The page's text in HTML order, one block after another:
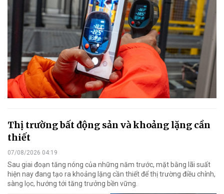
Thị trường bất động sản và khoảng lặng cần
thiết
07/08/2026 04:19
Sau giai đoạn tăng nóng của những năm trước, mặt bằng lãi suất
hiện nay đang tạo ra khoảng lặng cần thiết để thị trường điều chỉnh,
sàng lọc, hướng tới tăng trưởng bền vững.